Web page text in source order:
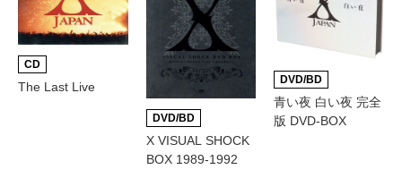
CD
The Last Live
DVD/BD
X VISUAL SHOCK
BOX 1989-1992
DVD/BD
青い夜 白い夜 完全
版 DVD-BOX